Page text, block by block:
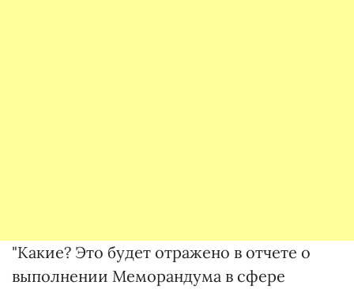
"Какие? Это будет отражено в отчете о
выполнении Меморандума в сфере